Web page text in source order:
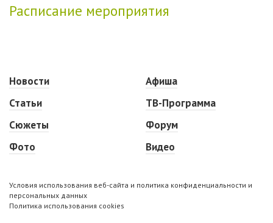
Расписание мероприятия
Новости
Статьи
Сюжеты
Фото
Афиша
ТВ-Программа
Форум
Видео
Условия использования веб-сайта и политика конфиденциальности и
персональных данных
Политика использования cookies